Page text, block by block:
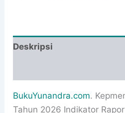
Deskripsi
BukuYunandra.com.
Tahun 2026 Indikator